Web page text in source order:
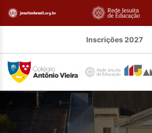
Inscrições 2027